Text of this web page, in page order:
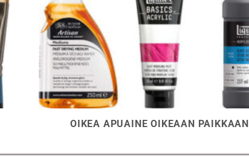
OIKEA APUAINE OIKEAAN PAIKKAAN